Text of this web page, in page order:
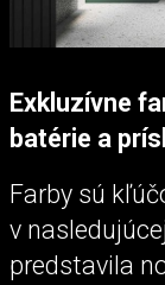
Exkluzívne
batérie a
Farby sú
v
predstavila